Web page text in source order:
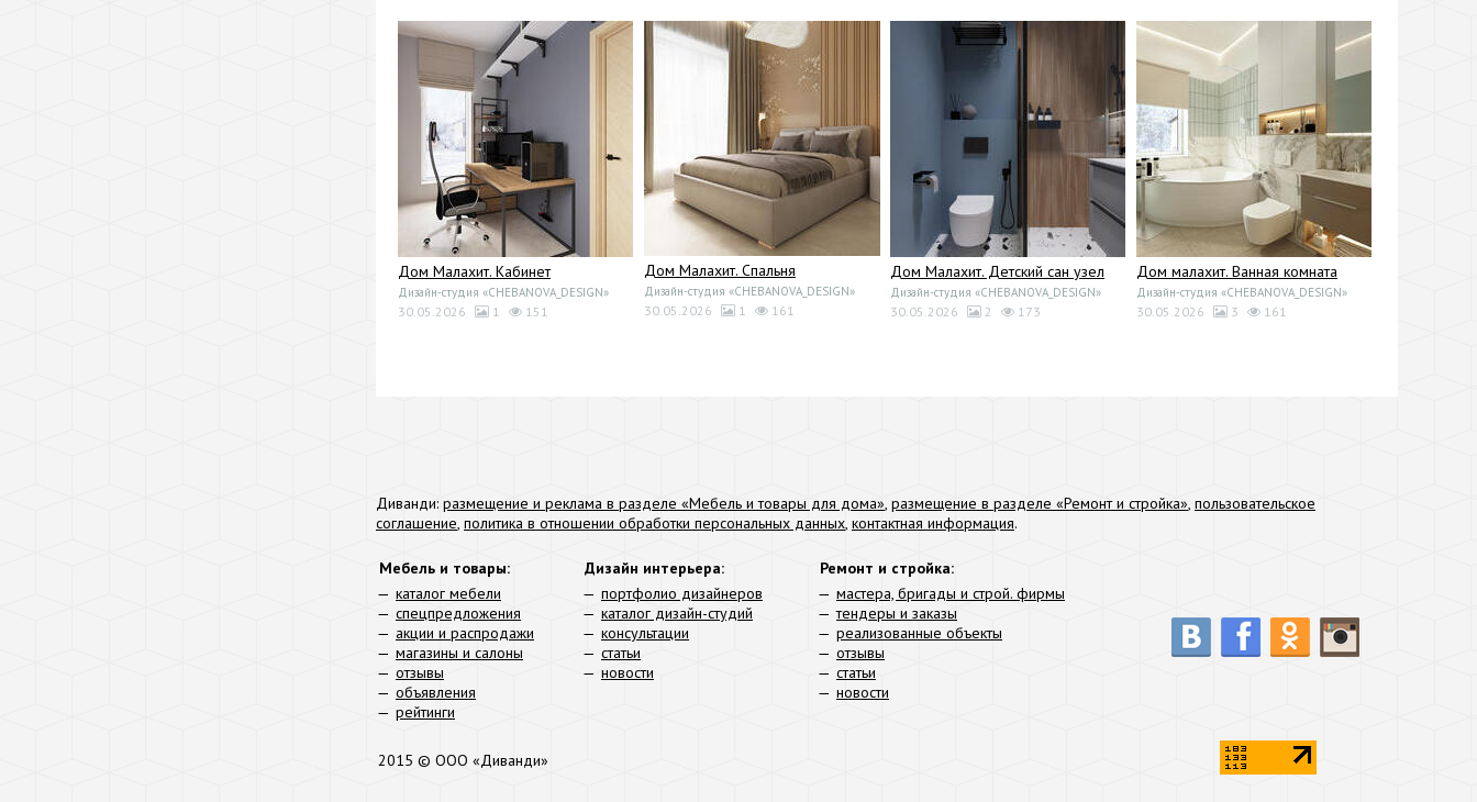
Дом Малахит. Кабинет
Дизайн-студия «CHEBANOVA_DESIGN»
30.05.2026 1 151
Дом Малахит. Спальня
Дизайн-студия «CHEBANOVA_DESIGN»
30.05.2026 1 161
Дом Малахит. Детский сан узел
Дизайн-студия «CHEBANOVA_DESIGN»
30.05.2026 2 173
Дом малахит. Ванная комната
Дизайн-студия «CHEBANOVA_DESIGN»
30.05.2026 3 161
Диванди: размещение и реклама в разделе «Мебель и товары для дома», размещение в разделе «Ремонт и стройка», пользовательское
соглашение, политика в отношении обработки персональных данных, контактная информация.
Мебель и товары:
каталог мебели
спецпредложения
акции и распродажи
магазины и салоны
отзывы
объявления
рейтинги
Дизайн интерьера:
портфолио дизайнеров
каталог дизайн-студий
консультации
статьи
новости
Ремонт и стройка:
мастера, бригады и строй. фирмы
тендеры и заказы
реализованные объекты
отзывы
статьи
новости
2015 © ООО «Диванди»